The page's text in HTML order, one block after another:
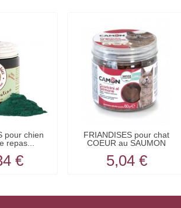
pour chien
repas...
€
FRIANDISES pour chat
COEUR au SAUMON
5,04 €